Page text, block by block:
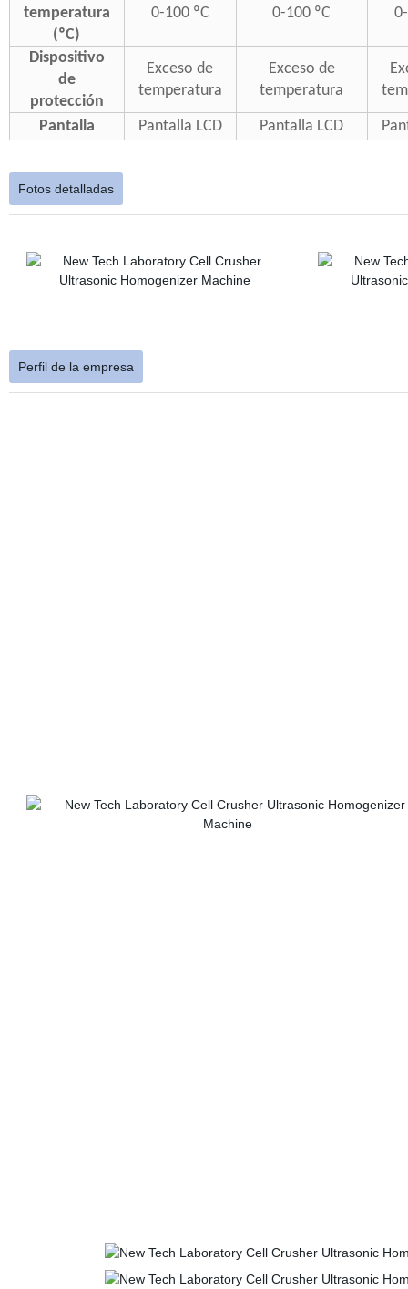
temperatura
(ºC)
0-100 ºC 0-100 ºC
Dispositivo
de
protección
Exceso de
temperatura
Exceso de
temperatura
Pantalla Pantalla LCD Pantalla LCD
Fotos detalladas
Perfil de la empresa